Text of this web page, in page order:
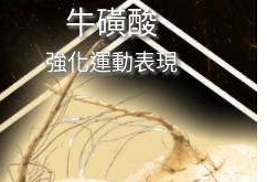
山脈的
，是號
限生存
種！存
最極端
牛磺酸
強化運動表現